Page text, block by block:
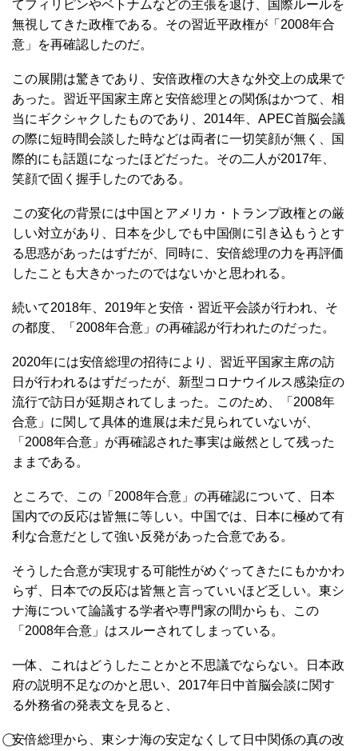
てフィリピンやベトナムなどの主張を退け、国際ルールを
無視してきた政権である。その習近平政権が「2008年合
意」を再確認したのだ。
この展開は驚きであり、安倍政権の大きな外交上の成果で
あった。習近平国家主席と安倍総理との関係はかつて、相
当にギクシャクしたものであり、2014年、APEC首脳会議
の際に短時間会談した時などは両者に一切笑顔が無く、国
際的にも話題になったほどだった。その二人が2017年、
笑顔で固く握手したのである。
この変化の背景には中国とアメリカ・トランプ政権との厳
しい対立があり、日本を少しでも中国側に引き込もうとす
る思惑があったはずだが、同時に、安倍総理の力を再評価
したことも大きかったのではないかと思われる。
続いて2018年、2019年と安倍・習近平会談が行われ、そ
の都度、「2008年合意」の再確認が行われたのだった。
2020年には安倍総理の招待により、習近平国家主席の訪
日が行われるはずだったが、新型コロナウイルス感染症の
流行で訪日が延期されてしまった。このため、「2008年
合意」に関して具体的進展は未だ見られていないが、
「2008年合意」が再確認された事実は厳然として残った
ままである。
ところで、この「2008年合意」の再確認について、日本
国内での反応は皆無に等しい。中国では、日本に極めて有
利な合意だとして強い反発があった合意である。
そうした合意が実現する可能性がめぐってきたにもかかわ
らず、日本での反応は皆無と言っていいほど乏しい。東シ
ナ海について論議する学者や専門家の間からも、この
「2008年合意」はスルーされてしまっている。
一体、これはどうしたことかと不思議でならない。日本政
府の説明不足なのかと思い、2017年日中首脳会談に関す
る外務省の発表文を見ると、
⃝安倍総理から、東シナ海の安定なくして日中関係の真の改